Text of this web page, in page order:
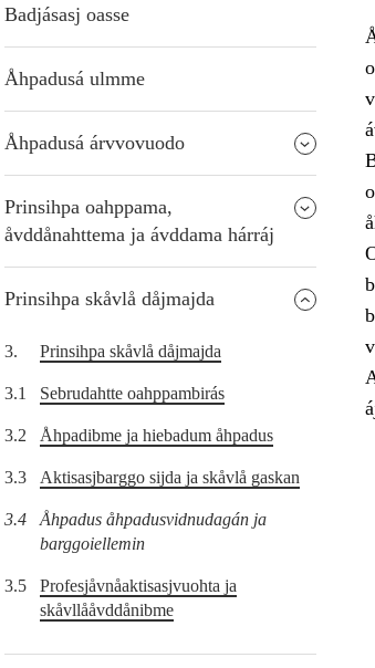
Badjásasj oasse
Åhpadusá ulmme
Åhpadusá árvvovuodo
Prinsihpa oahppama,
åvddånahttema ja ávddama hárráj
Prinsihpa skåvlå dåjmajda
3. Prinsihpa skåvlå dåjmajda
3.1 Sebrudahtte oahppambirás
3.2 Åhpadibme ja hiebadum åhpadus
3.3 Aktisasjbarggo sijda ja skåvlå gaskan
3.4
Åhpadus åhpadusvidnudagán ja
barggoiellemin
3.5
Profesjåvnåaktisasjvuohta ja
skåvllååvddånibme